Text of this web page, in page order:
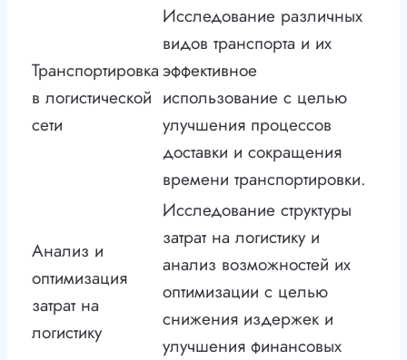
Транспортировка
в логистической
сети
Исследование различных
видов транспорта и их
эффективное
использование с целью
улучшения процессов
доставки и сокращения
времени транспортировки.
Анализ и
оптимизация
затрат на
логистику
Исследование структуры
затрат на логистику и
анализ возможностей их
оптимизации с целью
снижения издержек и
улучшения финансовых